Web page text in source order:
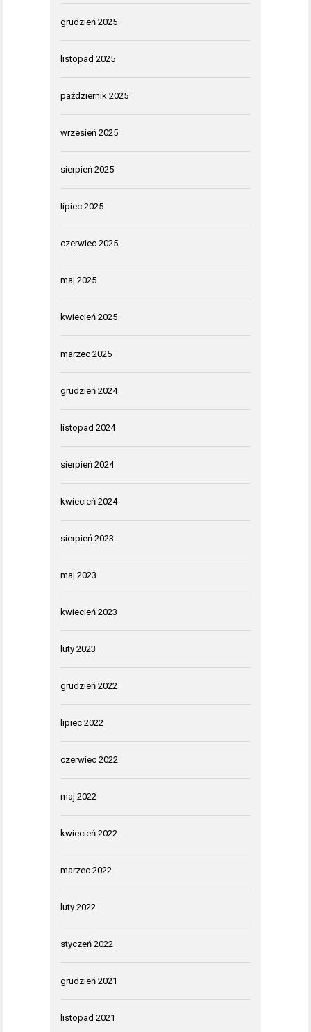
grudzień 2025
listopad 2025
październik 2025
wrzesień 2025
sierpień 2025
lipiec 2025
czerwiec 2025
maj 2025
kwiecień 2025
marzec 2025
grudzień 2024
listopad 2024
sierpień 2024
kwiecień 2024
sierpień 2023
maj 2023
kwiecień 2023
luty 2023
grudzień 2022
lipiec 2022
czerwiec 2022
maj 2022
kwiecień 2022
marzec 2022
luty 2022
styczeń 2022
grudzień 2021
listopad 2021